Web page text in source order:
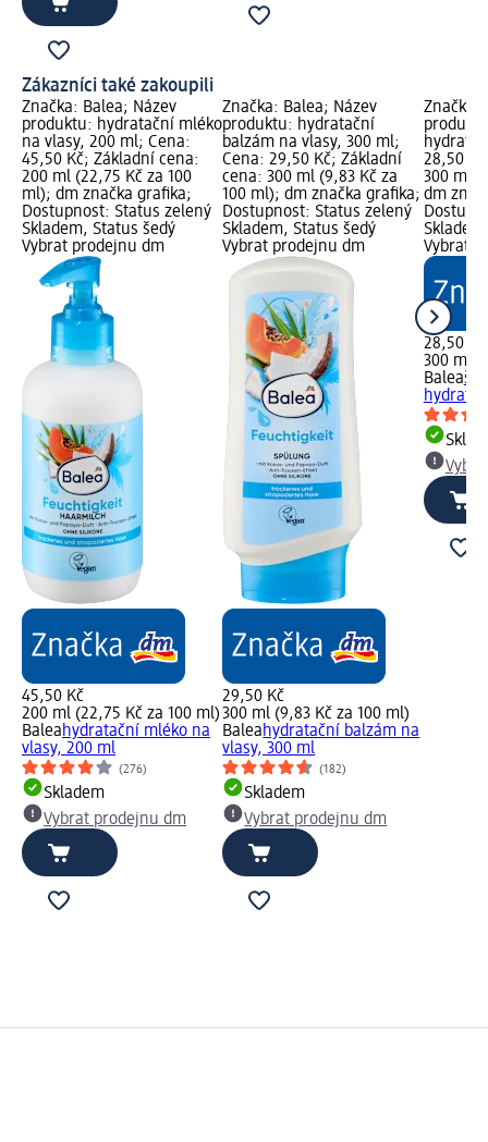
Zákazníci také zakoupili
Značka: Balea; Název
produktu: hydratační mléko
na vlasy, 200 ml; Cena:
45,50 Kč; Základní cena:
200 ml (22,75 Kč za 100
ml); dm značka grafika;
Dostupnost: Status zelený
Skladem, Status šedý
Vybrat prodejnu dm
45,50 Kč
200 ml (22,75 Kč za 100 ml)
Baleahydratační mléko na
vlasy, 200 ml
(276)
Skladem
Vybrat prodejnu dm
Značka: Balea; Název
produktu: hydratační
balzám na vlasy, 300 ml;
Cena: 29,50 Kč; Základní
cena: 300 ml (9,83 Kč za
100 ml); dm značka grafika;
Dostupnost: Status zelený
Skladem, Status šedý
Vybrat prodejnu dm
29,50 Kč
300 ml (9,83 Kč za 100 ml)
Baleahydratační balzám na
vlasy, 300 ml
(182)
Skladem
Vybrat prodejnu dm
Značka:
28,50
300 ml
dm
Vybrat
28,50 Kč
300 ml
Balea